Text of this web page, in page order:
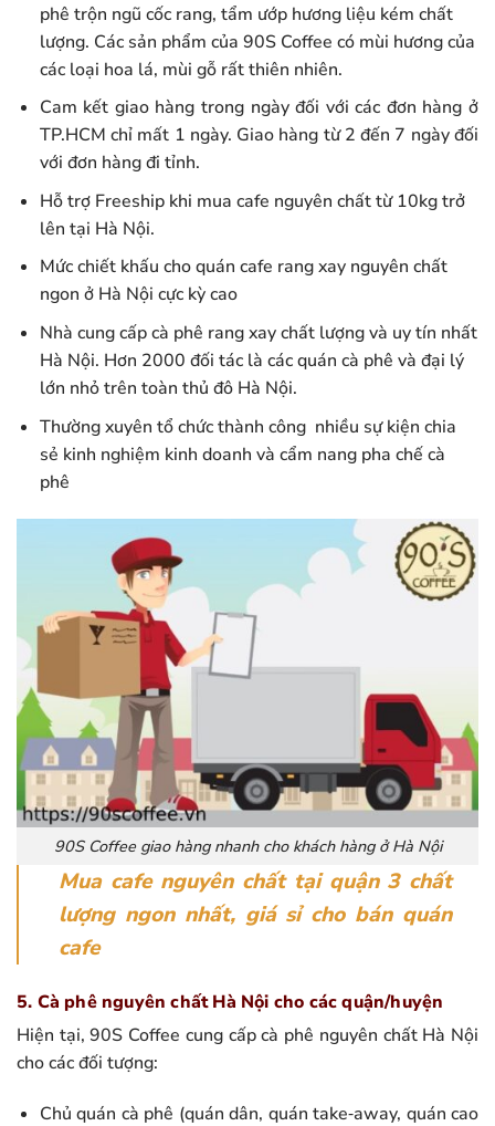
phê trộn ngũ cốc rang, tẩm ướp hương liệu kém chất
lượng. Các sản phẩm của 90S Coffee có mùi hương của
các loại hoa lá, mùi gỗ rất thiên nhiên.
Cam kết giao hàng trong ngày đối với các đơn hàng ở
TP.HCM chỉ mất 1 ngày. Giao hàng từ 2 đến 7 ngày đối
với đơn hàng đi tỉnh.
Hỗ trợ Freeship khi mua cafe nguyên chất từ 10kg trở
lên tại Hà Nội.
Mức chiết khấu cho quán cafe rang xay nguyên chất
ngon ở Hà Nội cực kỳ cao
Nhà cung cấp cà phê rang xay chất lượng và uy tín nhất
Hà Nội. Hơn 2000 đối tác là các quán cà phê và đại lý
lớn nhỏ trên toàn thủ đô Hà Nội.
Thường xuyên tổ chức thành công nhiều sự kiện chia
sẻ kinh nghiệm kinh doanh và cẩm nang pha chế cà
phê
90S Coffee giao hàng nhanh cho khách hàng ở Hà Nội
Mua cafe nguyên chất tại quận 3 chất
lượng ngon nhất, giá sỉ cho bán quán
cafe
5. Cà phê nguyên chất Hà Nội cho các quận/huyện
Hiện tại, 90S Coffee cung cấp cà phê nguyên chất Hà Nội
cho các đối tượng:
Chủ quán cà phê (quán dân, quán take‑away, quán cao